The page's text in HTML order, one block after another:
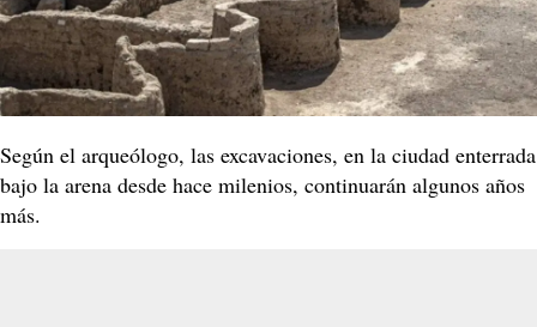
Según el arqueólogo, las excavaciones, en la ciudad enterrada
bajo la arena desde hace milenios, continuarán algunos años
más.